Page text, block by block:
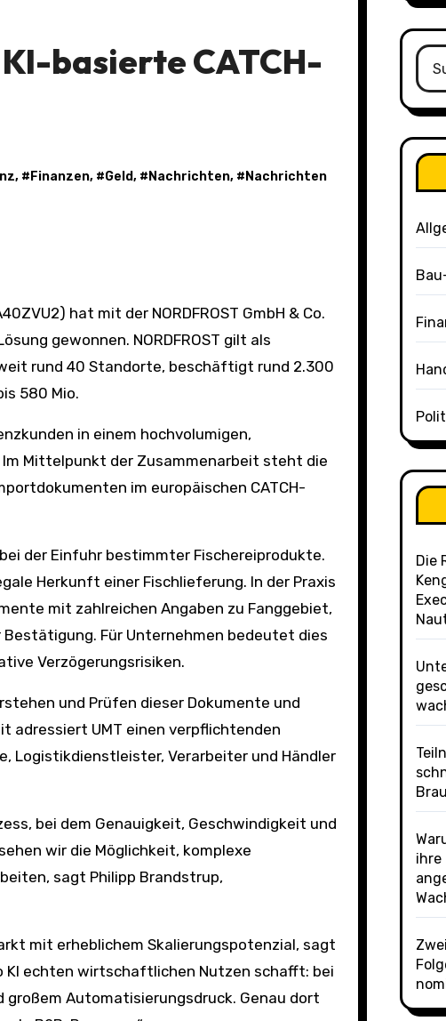
KI-basierte CATCH-
, # Finanzen, #Geld, # Nachrichten, # Nachrichten
hat mit der NORDFROST GmbH & Co.
gewonnen. NORDFROST gilt als
rund 40 Standorte, beschäftigt rund 2.300
580 Mio.
in einem hochvolumigen,
Mittelpunkt der Zusammenarbeit steht die
im europäischen CATCH-
der Einfuhr bestimmter Fischereiprodukte.
Herkunft einer Fischlieferung. In der Praxis
mit zahlreichen Angaben zu Fanggebiet,
Bestätigung. Für Unternehmen bedeutet dies
Verzögerungsrisiken.
und Prüfen dieser Dokumente und
adressiert UMT einen verpflichtenden
Logistikdienstleister, Verarbeiter und Händler
bei dem Genauigkeit, Geschwindigkeit und
wir die Möglichkeit, komplexe
sagt Philipp Brandstrup,
mit erheblichem Skalierungspotenzial, sagt
KI echten wirtschaftlichen Nutzen schafft: bei
Automatisierungsdruck. Genau dort
nach:
Die
ihre